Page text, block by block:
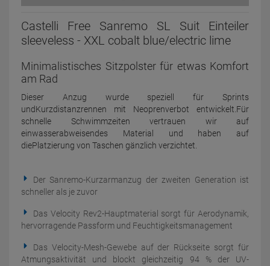
Castelli Free Sanremo SL Suit Einteiler
sleeveless - XXL cobalt blue/electric lime
Minimalistisches Sitzpolster für etwas Komfort
am Rad
Dieser Anzug wurde speziell für Sprints
undKurzdistanzrennen mit Neoprenverbot entwickelt.Für
schnelle Schwimmzeiten vertrauen wir auf
einwasserabweisendes Material und haben auf
diePlatzierung von Taschen gänzlich verzichtet.
Der Sanremo-Kurzarmanzug der zweiten Generation ist
schneller als je zuvor
Das Velocity Rev2-Hauptmaterial sorgt für Aerodynamik,
hervorragende Passform und Feuchtigkeitsmanagement
Das Velocity-Mesh-Gewebe auf der Rückseite sorgt für
Atmungsaktivität und blockt gleichzeitig 94 % der UV-